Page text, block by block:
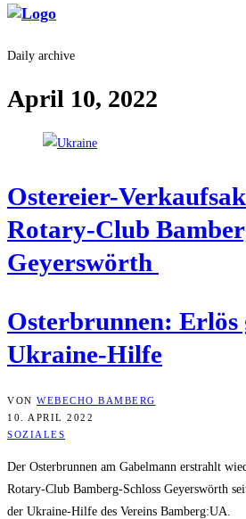
Daily archive
April 10, 2022
Oster­ei­er-
Rota­ry-Club
Geyerswörth
Oster­brun­nen: Erlös
Ukraine-Hilfe
VON WEBECHO BAMBERG
10. APRIL 2022
SOZIALES
Der Osterbrunnen am Gabelmann erstrahlt
Rotary-Club Bamberg-Schloss Geyerswörth
der Ukraine-Hilfe des Vereins Bamberg:UA.